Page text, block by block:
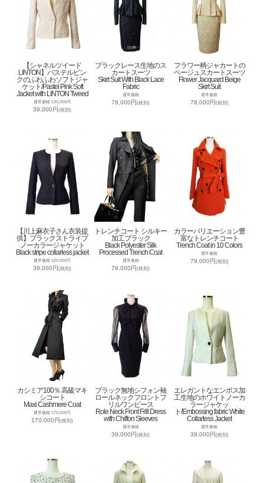
【シャネルツイード
LINTON】パステルピン
クのふわふわソフトジャ
ケット/Pastel Pink Soft
Jacket with LINTON Tweed
通常価格 120,000円
39,000円(税別)
ブラックレース生地のス
カートスーツ
Skirt Suit With Black Lace
Fabric
通常価格
78,000円(税別)
フラワー柄ジャカートの
ベージュスカートスーツ
Flower Jacquard Beige
Skirt Suit
通常価格
78,000円(税別)
【川上麻衣子さん衣装提
供】ブラックストライプ
ノーカラージャケット
Black stripe collarless jacket
通常価格 120,000円
39,000円(税別)
トレンチコート シルキー
加工ブラック
Black Polyester Silk
Processed Trench Coat
通常価格
79,000円(税別)
カラーバリエーション豊
富なトレンチコート
Trench Coat in 10 Colors
通常価格
79,000円(税別)
カシミア100％ 高級マキ
シコート
Maxi Cashmere Coat
通常価格 170,000円
170,000円(税別)
ブラック無地シフォン袖
ロールネックフロントフ
リルワンピース
Role Neck Front Frill Dress
with Chiffon Sleeves
通常価格
39,000円(税別)
エレガントなエンボス加
工生地のホワイトノーカ
ラージャケッ
ト/Embossing fabric White
Collarless Jacket
通常価格
39,000円(税別)